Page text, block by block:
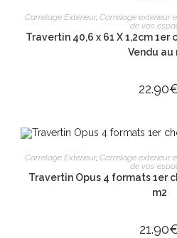
AJOUTER AU
Carrelage Extérieur, Carrelage extérieur
de vos
Travertin 40,6 x 61 X 1,2cm
Vendu au
22.90
AJOUTER AU
Carrelage Extérieur, Carrelage extérieur
de vos
Travertin Opus 4 formats 1er
m2
21.90